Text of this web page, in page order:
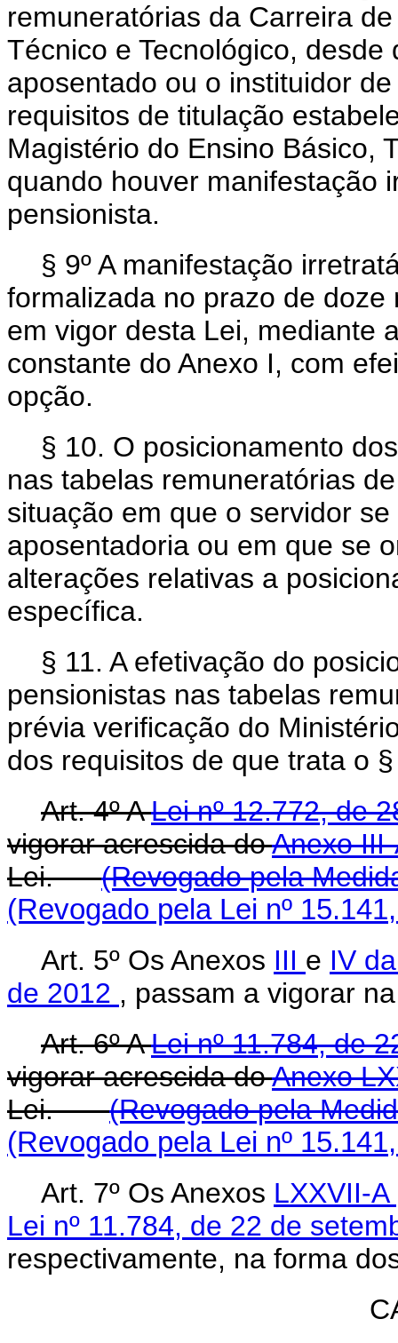
remuneratórias da Carreira
Técnico e Tecnológico,
aposentado ou o instituidor
requisitos de titulação
Magistério do Ensino Básico,
quando houver manifestação
pensionista.
§ 9º A manifestação
formalizada no prazo de
em vigor desta Lei, mediante
constante do Anexo I, com
opção.
§ 10. O posicionamento
nas tabelas remuneratórias
situação em que o servidor
aposentadoria ou em que se
alterações relativas a
específica.
§ 11. A efetivação do
pensionistas nas tabelas
prévia verificação do
dos requisitos de que trata o §
Art. 4º ALei nº 12.772, de
vigorar acrescida doAnexo
Lei. (Revogado pela
(Revogado pela Lei nº
Art. 5º Os Anexos III e IV
de 2012 , passam a vigorar
Art. 6º ALei nº 11.784, de
vigorar acrescida doAnexo
Lei. (Revogado pela
(Revogado pela Lei nº
Art. 7º Os Anexos LXXVII-A
Lei nº 11.784, de 22 de
respectivamente, na forma